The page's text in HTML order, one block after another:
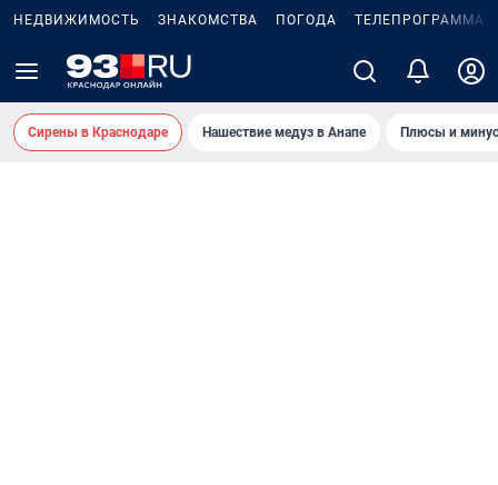
НЕДВИЖИМОСТЬ ЗНАКОМСТВА ПОГОДА ТЕЛЕПРОГРАММА
Сирены в Краснодаре Нашествие медуз в Анапе Плюсы и